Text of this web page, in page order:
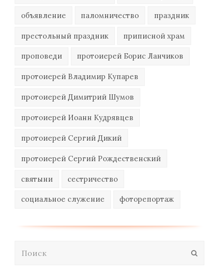
объявление паломничество праздник
престольный праздник приписной храм
проповеди протоиерей Борис Ланчиков
протоиерей Владимир Купарев
протоиерей Димитрий Шумов
протоиерей Иоанн Кудрявцев
протоиерей Сергий Дикий
протоиерей Сергий Рождественский
святыни сестричество
социальное служение фоторепортаж